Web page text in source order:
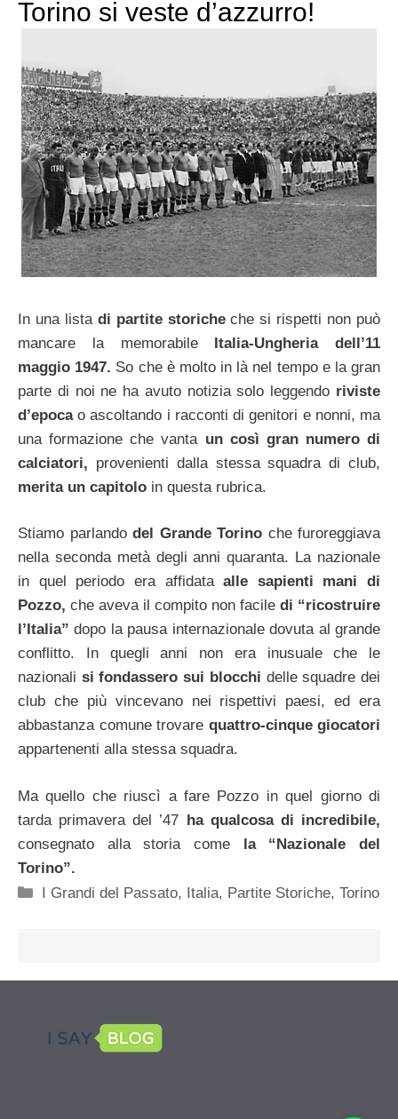
Torino si veste d’azzurro!
In una lista di partite storicheche si rispetti non può
mancare la memorabile Italia-Ungheria dell’11
maggio 1947. So che è molto in là nel tempo e la gran
parte di noi ne ha avuto notizia solo leggendo riviste
d’epocao ascoltando i racconti di genitori e nonni, ma
una formazione che vanta un così gran numero di
calciatori, provenienti dalla stessa squadra di club,
merita un capitolo in questa rubrica.
Stiamo parlando del Grande Torino che furoreggiava
nella seconda metà degli anni quaranta. La nazionale
in quel periodo era affidataalle sapienti mani di
Pozzo, che aveva il compito non facile di “ricostruire
l’Italia”dopo la pausa internazionale dovuta al grande
conflitto. In quegli anni non era inusuale che le
nazionali si fondassero sui blocchi delle squadre dei
club che più vincevano nei rispettivi paesi, ed era
abbastanza comune trovare quattro-cinque giocatori
appartenenti alla stessa squadra.
Ma quello che riuscì a fare Pozzo in quel giorno di
tarda primavera del ’47 ha qualcosa di incredibile,
consegnato alla storia come la “Nazionale del
Torino”.
Categorie
I Grandi del Passato, Italia, Partite Storiche,Torino